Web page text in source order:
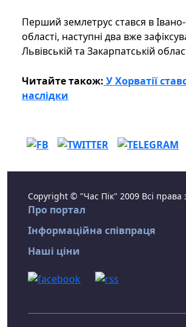
Перший землетрус стався в
області, наступні два вже
Львівській та Закарпатській
Читайте також: У Хорватії
наслідки
Copyright © "Час Пік" 2009 Всі права
Про портал
Інформаційна співпраця
Наші ціни